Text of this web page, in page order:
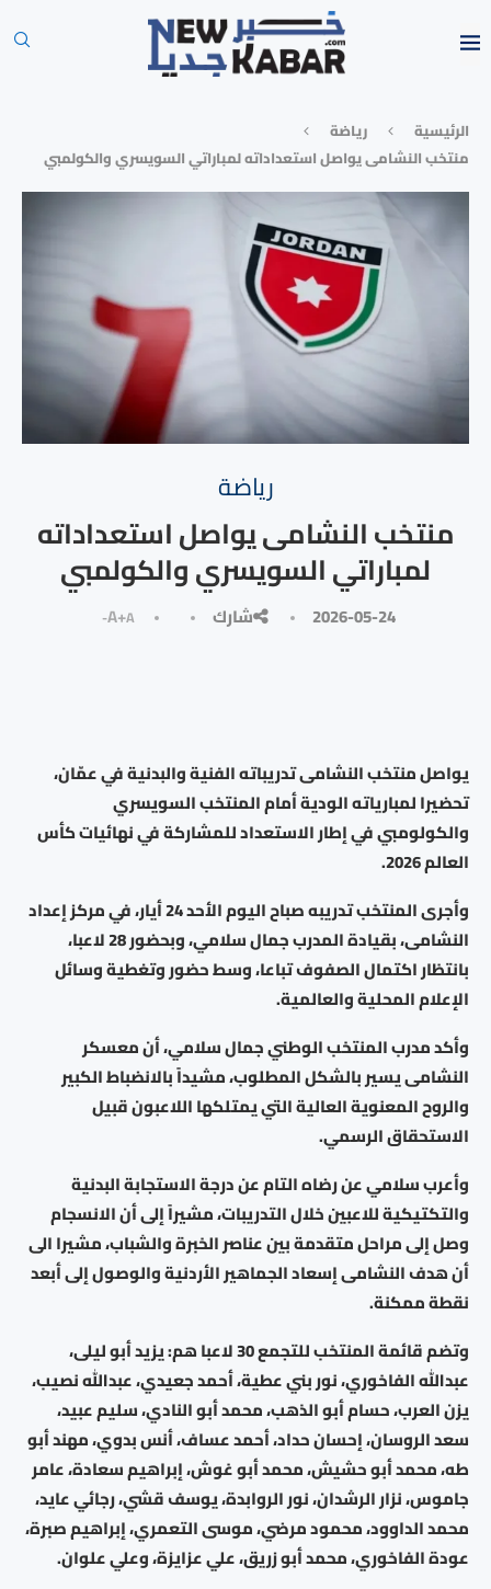
الرئيسية
رياضة
منتخب النشامى يواصل استعداداته لمباراتي السويسري والكولمبي
رياضة
منتخب النشامى يواصل استعداداته
لمباراتي السويسري والكولمبي
2026-05-24 شارك A+A-
يواصل منتخب النشامى تدريباته الفنية والبدنية في عمّان،
تحضيرا لمبارياته الودية أمام المنتخب السويسري
والكولومبي في إطار الاستعداد للمشاركة في نهائيات كأس
العالم 2026.
وأجرى المنتخب تدريبه صباح اليوم الأحد 24 أيار، في مركز إعداد
النشامى، بقيادة المدرب جمال سلامي، وبحضور 28 لاعبا،
بانتظار اكتمال الصفوف تباعا، وسط حضور وتغطية وسائل
الإعلام المحلية والعالمية.
وأكد مدرب المنتخب الوطني جمال سلامي، أن معسكر
النشامى يسير بالشكل المطلوب، مشيداً بالانضباط الكبير
والروح المعنوية العالية التي يمتلكها اللاعبون قبيل
الاستحقاق الرسمي.
وأعرب سلامي عن رضاه التام عن درجة الاستجابة البدنية
والتكتيكية للاعبين خلال التدريبات، مشيراً إلى أن الانسجام
وصل إلى مراحل متقدمة بين عناصر الخبرة والشباب، مشيرا الى
أن هدف النشامى إسعاد الجماهير الأردنية والوصول إلى أبعد
نقطة ممكنة.
وتضم قائمة المنتخب للتجمع 30 لاعبا هم: يزيد أبو ليلى،
عبدالله الفاخوري، نور بني عطية، أحمد جعيدي، عبدالله نصيب،
يزن العرب، حسام أبو الذهب، محمد أبو النادي، سليم عبيد،
سعد الروسان، إحسان حداد، أحمد عساف، أنس بدوي، مهند أبو
طه، محمد أبو حشيش، محمد أبو غوش، إبراهيم سعادة، عامر
جاموس، نزار الرشدان، نور الروابدة، يوسف قشي، رجائي عايد،
محمد الداوود، محمود مرضي، موسى التعمري، إبراهيم صبرة،
عودة الفاخوري، محمد أبو زريق، علي عزايزة، وعلي علوان.